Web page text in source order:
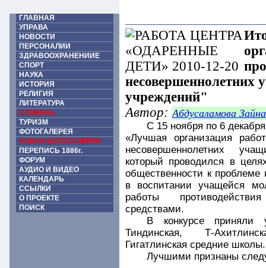
ГЛАВНАЯ
УПРАВА
НОВОСТИ
ПЕРСОНАЛИИ
ЗДРАВООХРАНЕНИИЕ
СПОРТ
НАУКА
ИСТОРИЯ
РЕЛИГИЯ
ЛИТЕРАТУРА
СЛОВАРЬ
ТУРИЗМ
ФОТОГАЛЕРЕЯ
НОВАЯ ФОТОГАЛЕРЕЯ
ПЕРЕПИСЬ 1886г.
ФОРУМ
АУДИО И ВИДЕО
КАЛЕНДАРЬ
ССЫЛКИ
О ПРОЕКТЕ
ПОИСК
несовершеннолетних
учреждений"
Автор:Абдусаламова
С 15 ноября по 6
«Лучшая организация
несовершеннолетних
который проводился в
общественности к проблеме
в воспитании учащейся
работы
средствами.
В конкурсе приняли
Тиндинская, Т-
Гигатлинская средние школы.
Лучшими признаны